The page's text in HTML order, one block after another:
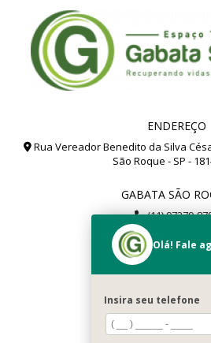
ENDEREÇO
Rua Vereador Benedito da Silva
São Roque - SP -
GABATA SÃO
(11) 97279-
(11) 99112-8504
Home
Sobré Nós
Olá! Fale
Insira seu telefone